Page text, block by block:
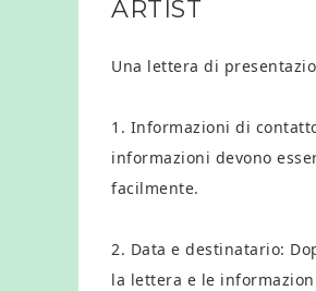
ARTIST
Una lettera di
1. Informazioni di
informazioni devono
facilmente.
2. Data e destinatario:
la lettera e le